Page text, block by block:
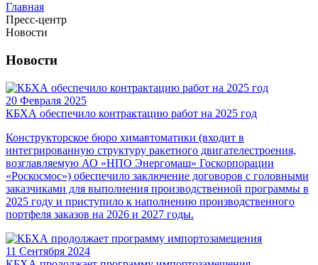
Главная
Пресс-центр
Новости
Новости
20 Февраля 2025
КБХА обеспечило контрактацию работ на 2025 год
Конструкторское бюро химавтоматики (входит в
интегрированную структуру ракетного двигателестроения,
возглавляемую АО «НПО Энергомаш» Госкорпорации
«Роскосмос») обеспечило заключение договоров с головными
заказчиками для выполнения производственной программы в
2025 году и приступило к наполнению производственного
портфеля заказов на 2026 и 2027 годы.
11 Сентября 2024